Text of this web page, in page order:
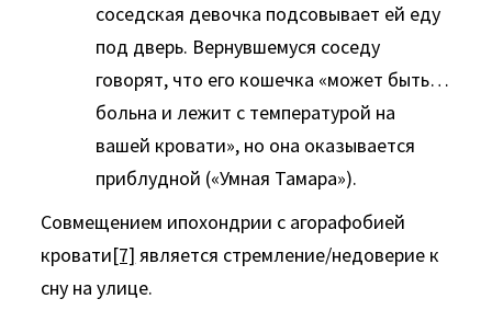
соседская девочка подсовывает ей еду
под дверь. Вернувшемуся соседу
говорят, что его кошечка «может быть…
больна и лежит с температурой на
вашей кровати», но она оказывается
приблудной («Умная Тамара»).
Совмещением ипохондрии с агорафобией
кровати[7] является стремление/недоверие к
сну на улице.